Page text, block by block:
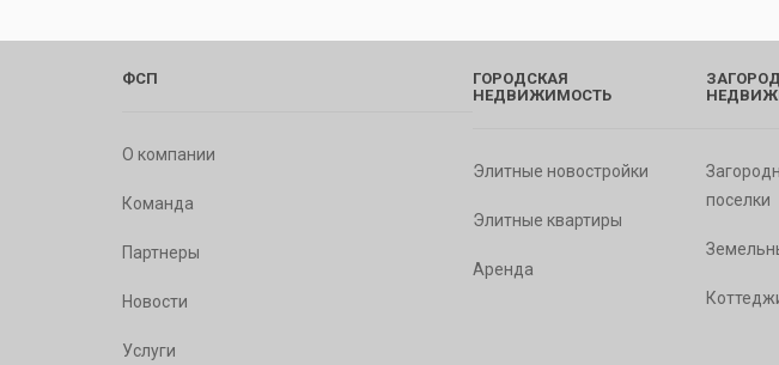
ФСП
О компании
Команда
Партнеры
Новости
Услуги
ГОРОДСКАЯ
НЕДВИЖИМОСТЬ
Элитные новостройки
Элитные квартиры
Аренда
поселки